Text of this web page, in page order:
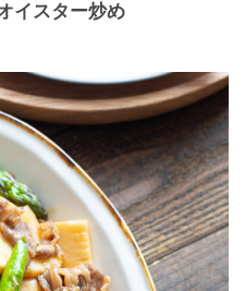
イスター炒め